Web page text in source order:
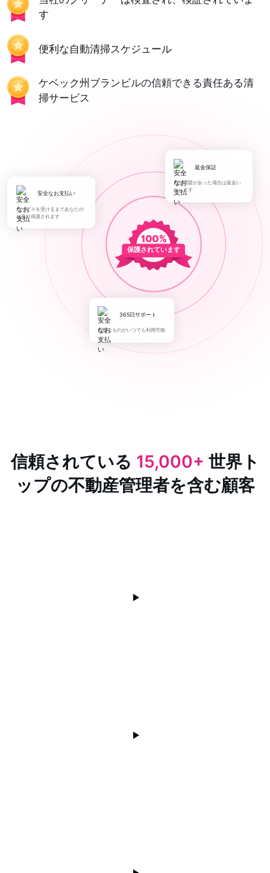
す
便利な自動清掃スケジュール
ケベック州ブランビルの信頼できる責任ある清
掃サービス
保護されています
安全なお支払い
サービスを受けるまであなたの
お金は保護されます
返金保証
何か問題があった場合は返金い
たします
365日サポート
必要なものがいつでも利用可能
信頼されている 15,000+ 世界ト
ップの不動産管理者を含む顧客